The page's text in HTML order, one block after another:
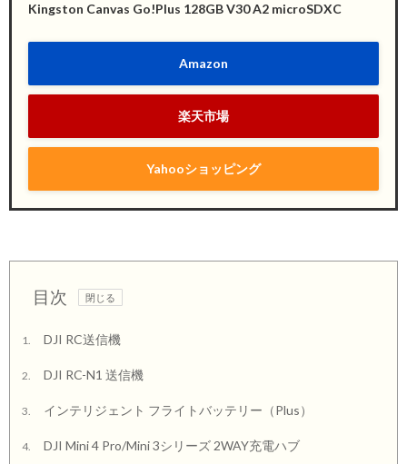
Kingston Canvas Go!Plus 128GB V30 A2 microSDXC
Amazon
楽天市場
Yahooショッピング
目次
1. DJI RC送信機
2. DJI RC-N1 送信機
3. インテリジェント フライトバッテリー（Plus）
4. DJI Mini 4 Pro/Mini 3シリーズ 2WAY充電ハブ